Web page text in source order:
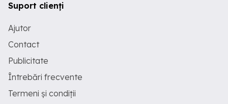
Suport clienți
Ajutor
Contact
Publicitate
Întrebări frecvente
Termeni și condiții